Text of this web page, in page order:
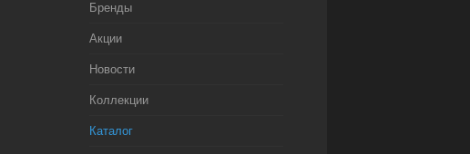
Бренды
Акции
Новости
Коллекции
Каталог